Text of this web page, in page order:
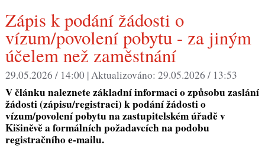
Zápis k podání žádosti o
vízum/povolení pobytu - za jiným
účelem než zaměstnání
29.05.2026 / 14:00 |Aktualizováno: 29.05.2026 / 13:53
V článku naleznete základní informaci o způsobu zaslání
žádosti (zápisu/registraci) k podání žádosti o
vízum/povolení pobytu na zastupitelském úřadě v
Kišiněvě a formálních požadavcích na podobu
registračního e-mailu.